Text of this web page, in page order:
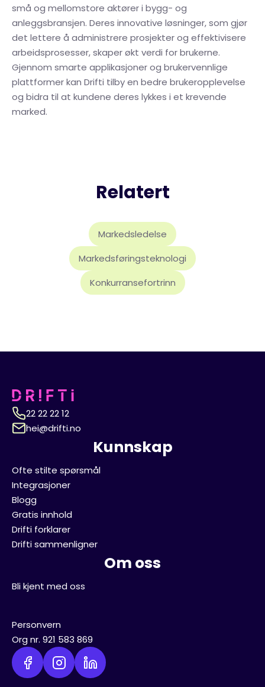
små og mellomstore aktører i bygg- og
anleggsbransjen. Deres innovative løsninger, som gjør
det lettere å administrere prosjekter og effektivisere
arbeidsprosesser, skaper økt verdi for brukerne.
Gjennom smarte applikasjoner og brukervennlige
plattformer kan Drifti tilby en bedre brukeropplevelse
og bidra til at kundene deres lykkes i et krevende
marked.
Relatert
Markedsledelse
Markedsføringsteknologi
Konkurransefortrinn
22 22 22 12
hei@drifti.no
Kunnskap
Ofte stilte spørsmål
Integrasjoner
Blogg
Gratis innhold
Drifti forklarer
Drifti sammenligner
Om oss
Bli kjent med oss
Personvern
Org nr. 921 583 869